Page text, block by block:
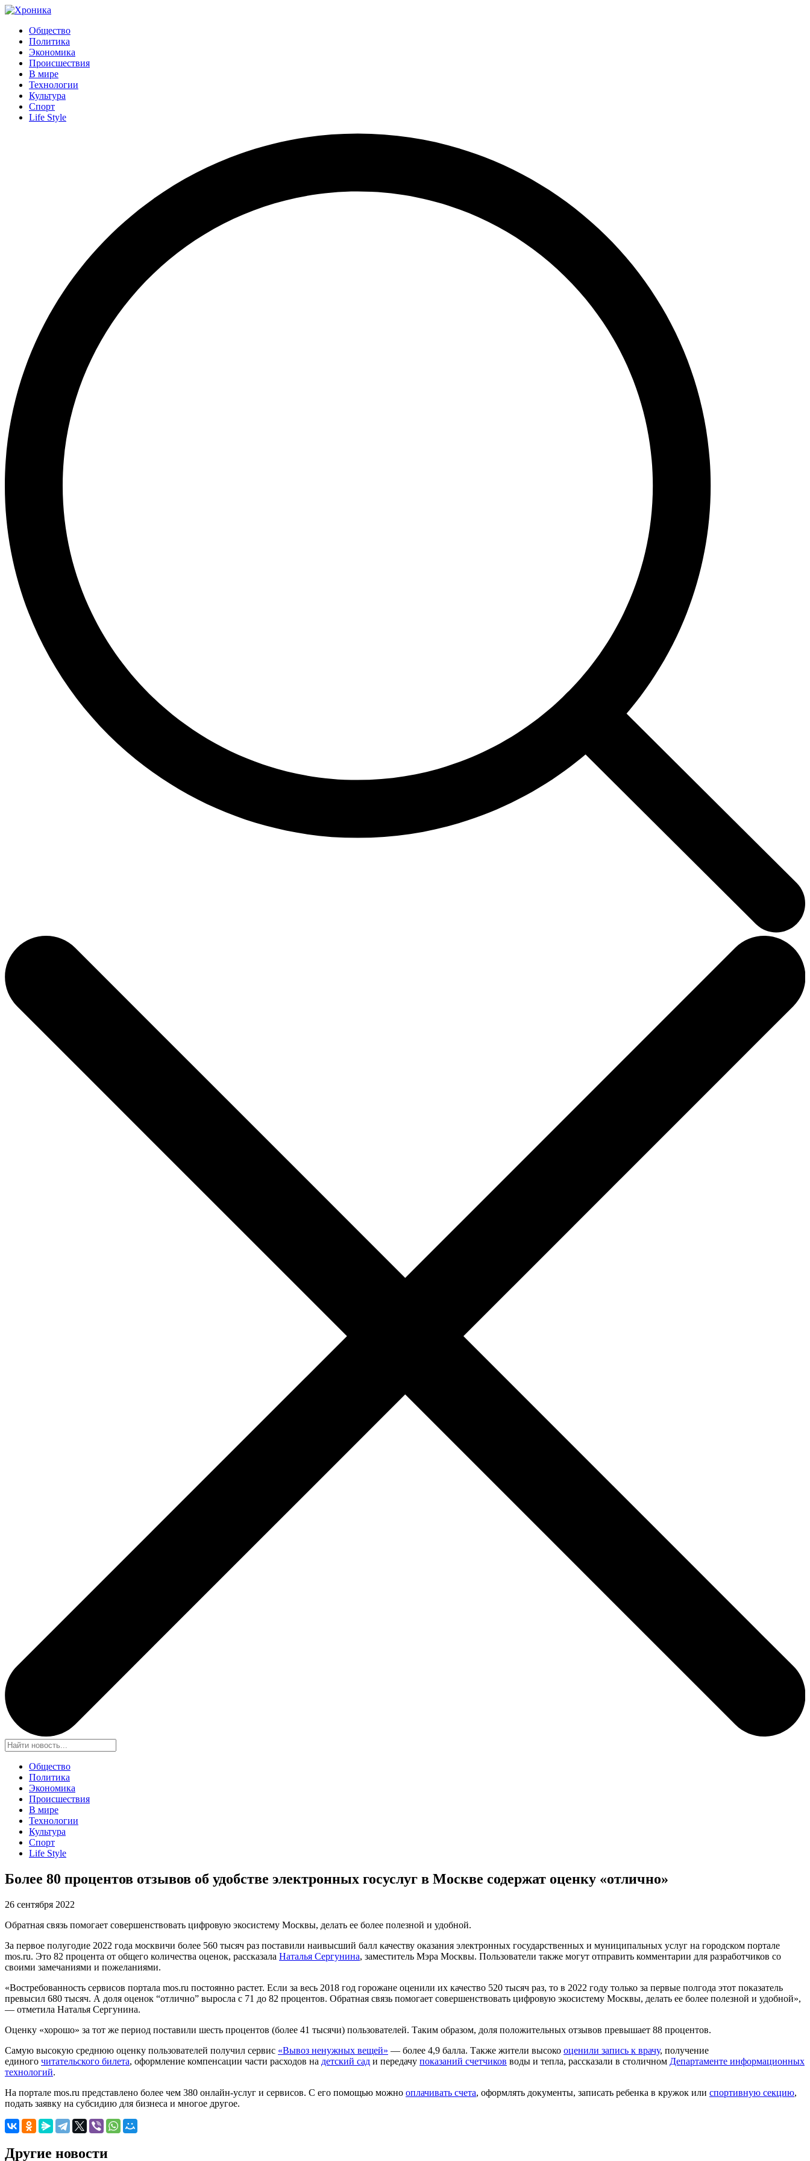
Общество
Политика
Экономика
Происшествия
В мире
Технологии
Культура
Спорт
Life Style
Общество
Политика
Экономика
Происшествия
В мире
Технологии
Культура
Спорт
Life Style
Более 80 процентов отзывов об удобстве электронных госуслуг в Москве содержат оценку «отлично»
26 сентября 2022
Обратная связь помогает совершенствовать цифровую экосистему Москвы, делать ее более полезной и удобной.
За первое полугодие 2022 года москвичи более 560 тысяч раз поставили наивысший балл качеству оказания электронных государственных и муниципальных услуг на городском портале
mos.ru. Это 82 процента от общего количества оценок, рассказала Наталья Сергунина, заместитель Мэра Москвы. Пользователи также могут отправить комментарии для разработчиков со
своими замечаниями и пожеланиями.
«Востребованность сервисов портала mos.ru постоянно растет. Если за весь 2018 год горожане оценили их качество 520 тысяч раз, то в 2022 году только за первые полгода этот показатель
превысил 680 тысяч. А доля оценок “отлично” выросла с 71 до 82 процентов. Обратная связь помогает совершенствовать цифровую экосистему Москвы, делать ее более полезной и удобной»,
— отметила Наталья Сергунина.
Оценку «хорошо» за тот же период поставили шесть процентов (более 41 тысячи) пользователей. Таким образом, доля положительных отзывов превышает 88 процентов.
Самую высокую среднюю оценку пользователей получил сервис «Вывоз ненужных вещей» — более 4,9 балла. Также жители высоко оценили запись к врачу, получение
единого читательского билета, оформление компенсации части расходов на детский сад и передачу показаний счетчиков воды и тепла, рассказали в столичном Департаменте информационных
технологий.
На портале mos.ru представлено более чем 380 онлайн-услуг и сервисов. С его помощью можно оплачивать счета, оформлять документы, записать ребенка в кружок или спортивную секцию,
подать заявку на субсидию для бизнеса и многое другое.
Другие новости